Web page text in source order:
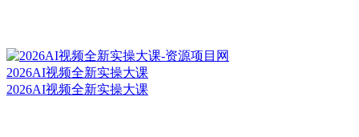
2026AI视频全新实操大课
2026AI视频全新实操大课